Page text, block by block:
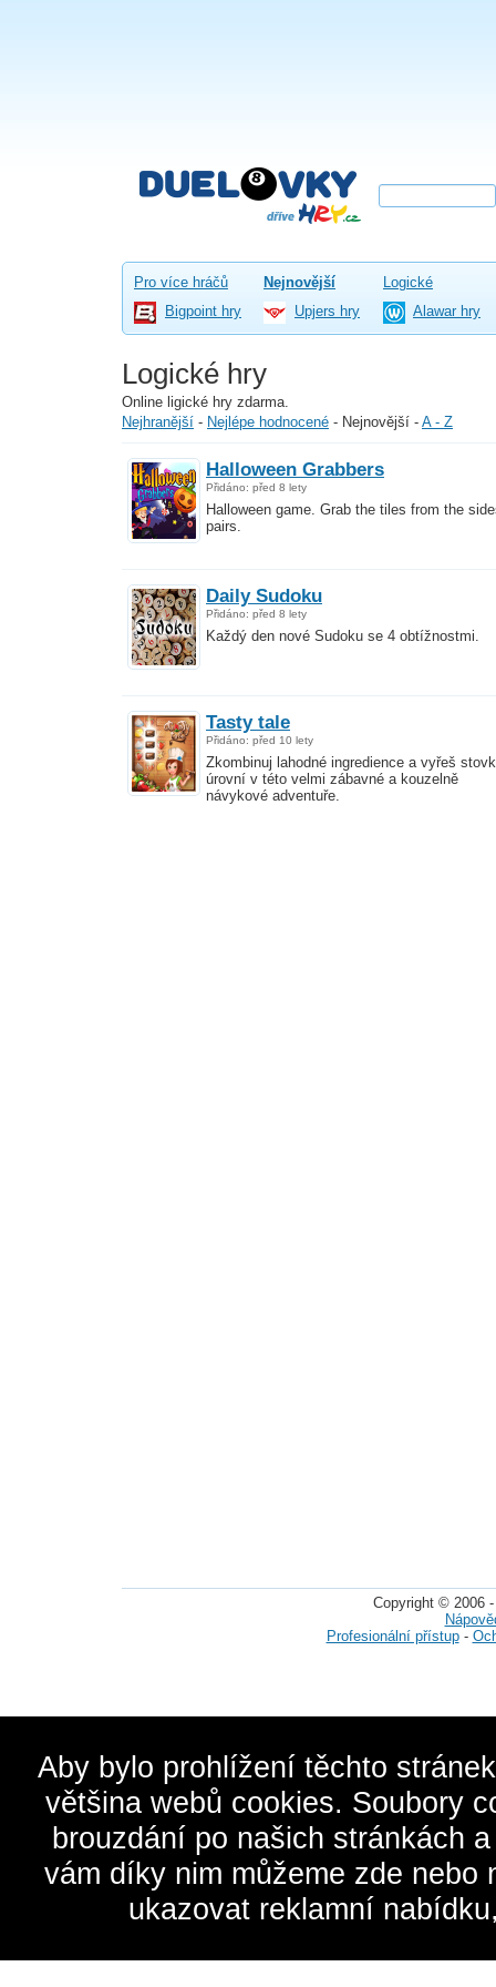
Pro více hráčů Nejnovější
Logické
Bigpoint hry
Upjers hry Alawar hry
Logické hry
Online ligické hry zdarma.
Nejhranější - Nejlépe hodnocené - Nejnovější - A - Z
Halloween Grabbers
Přidáno: před 8 lety
Halloween game. Grab the tiles from the
pairs.
Daily Sudoku
Přidáno: před 8 lety
Každý den nové Sudoku se 4 obtížnostmi.
Tasty tale
Přidáno: před 10 lety
Zkombinuj lahodné ingredience a vyřeš
úrovní v této velmi zábavné a kouzelně
návykové adventuře.
Copyright © 2006
Profesionální přístup-
Aby bylo prohlížení těchto
většina webů cookies. Soubory
brouzdání po našich stránkách
vám díky nim můžeme zde
ukazovat reklamní